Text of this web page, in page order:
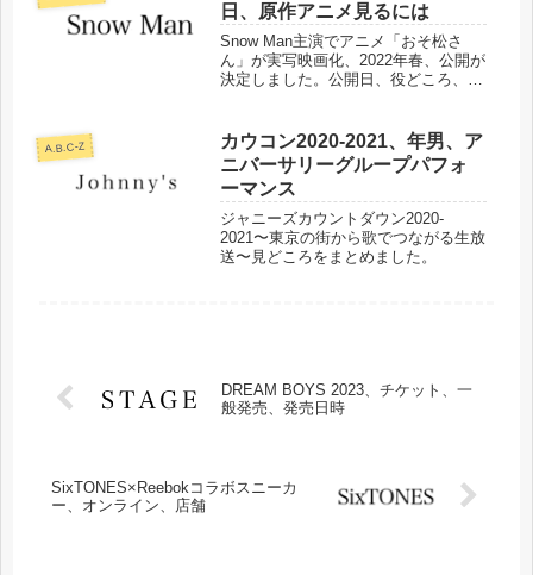
日、原作アニメ見るには
Snow Man主演でアニメ「おそ松さ
ん」が実写映画化、2022年春、公開が
決定しました。公開日、役どころ、ア
A.B.C-Z
カウコン2020-2021、年男、ア
ニバーサリーグループパフォ
ーマンス
ジャニーズカウントダウン2020-
2021〜東京の街から歌でつながる生放
送〜見どころをまとめました。
DREAM BOYS 2023、チケット、一
般発売、発売日時
SixTONES×Reebokコラボスニーカ
ー、オンライン、店舗